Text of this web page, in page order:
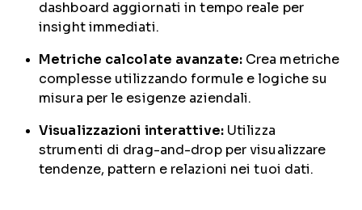
dashboard aggiornati in tempo reale per
insight immediati.
Metriche calcolate avanzate:Crea metriche
complesse utilizzando formule e logiche su
misura per le esigenze aziendali.
Visualizzazioni interattive:Utilizza
strumenti di drag-and-drop per visualizzare
tendenze, pattern e relazioni nei tuoi dati.